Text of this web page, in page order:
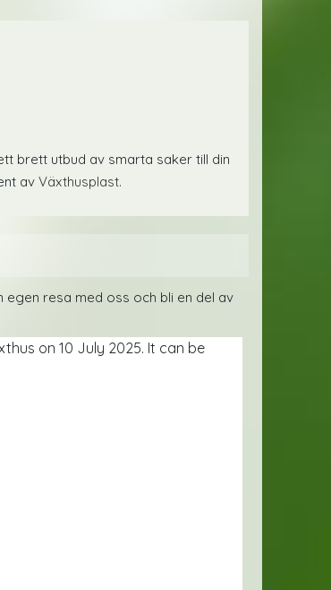
brett utbud av smarta saker till din
av Växthusplast.
resa med oss och bli en del av